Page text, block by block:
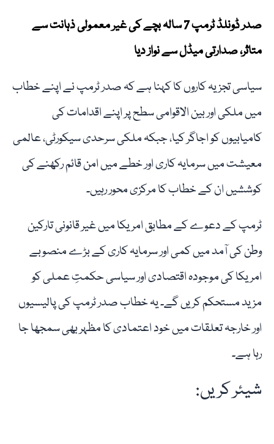
صدر ڈونلڈ ٹرمپ 7 سالہ بچے کی غیر معمولی ذہانت سے
متاثر، صدارتی میڈل سے نواز دیا
سیاسی تجزیہ کاروں کا کہنا ہے کہ صدر ٹرمپ نے اپنے خطاب
میں ملکی اور بین الاقوامی سطح پر اپنے اقدامات کی
کامیابیوں کو اجاگر کیا، جبکہ ملکی سرحدی سیکورٹی، عالمی
معیشت میں سرمایہ کاری اور خطے میں امن قائم رکھنے کی
کوششیں ان کے خطاب کا مرکزی محور رہیں۔
ٹرمپ کے دعوے کے مطابق امریکا میں غیر قانونی تارکین
وطن کی آمد میں کمی اور سرمایہ کاری کے بڑے منصوبے
امریکا کی موجودہ اقتصادی اور سیاسی حکمتِ عملی کو
مزید مستحکم کریں گے۔ یہ خطاب صدر ٹرمپ کی پالیسیوں
اور خارجہ تعلقات میں خود اعتمادی کا مظہر بھی سمجھا جا
رہا ہے۔
شیئر کریں: